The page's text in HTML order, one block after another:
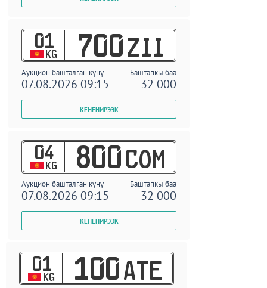
01
KG 700 ZII
Аукцион башталган күнү Баштапкы баа
07.08.2026 09:15 32 000
04
KG 800 COM
Аукцион башталган күнү Баштапкы баа
07.08.2026 09:15 32 000
01
KG 100 ATE